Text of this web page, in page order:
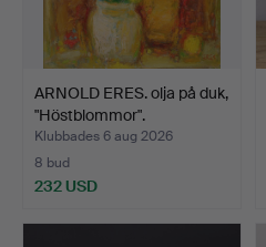
ARNOLD ERES. olja på duk,
"Höstblommor".
Klubbades 6 aug 2026
8 bud
232 USD